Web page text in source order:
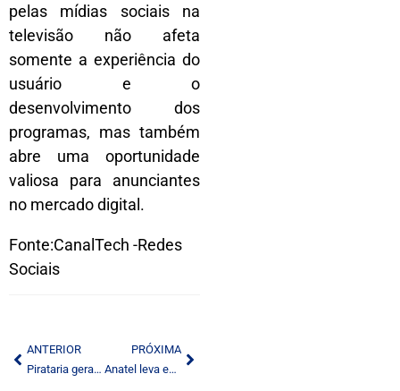
pelas mídias sociais na
televisão não afeta
somente a experiência do
usuário e o
desenvolvimento dos
programas, mas também
abre uma oportunidade
valiosa para anunciantes
no mercado digital.
Fonte:CanalTech -Redes
Sociais
ANTERIOR
Pirataria gera perda de R$ 6,4 bi
PRÓXIMA
Anatel leva esclarecimentos ao TCU sobre leilão de 700 MHz até quarta-feira